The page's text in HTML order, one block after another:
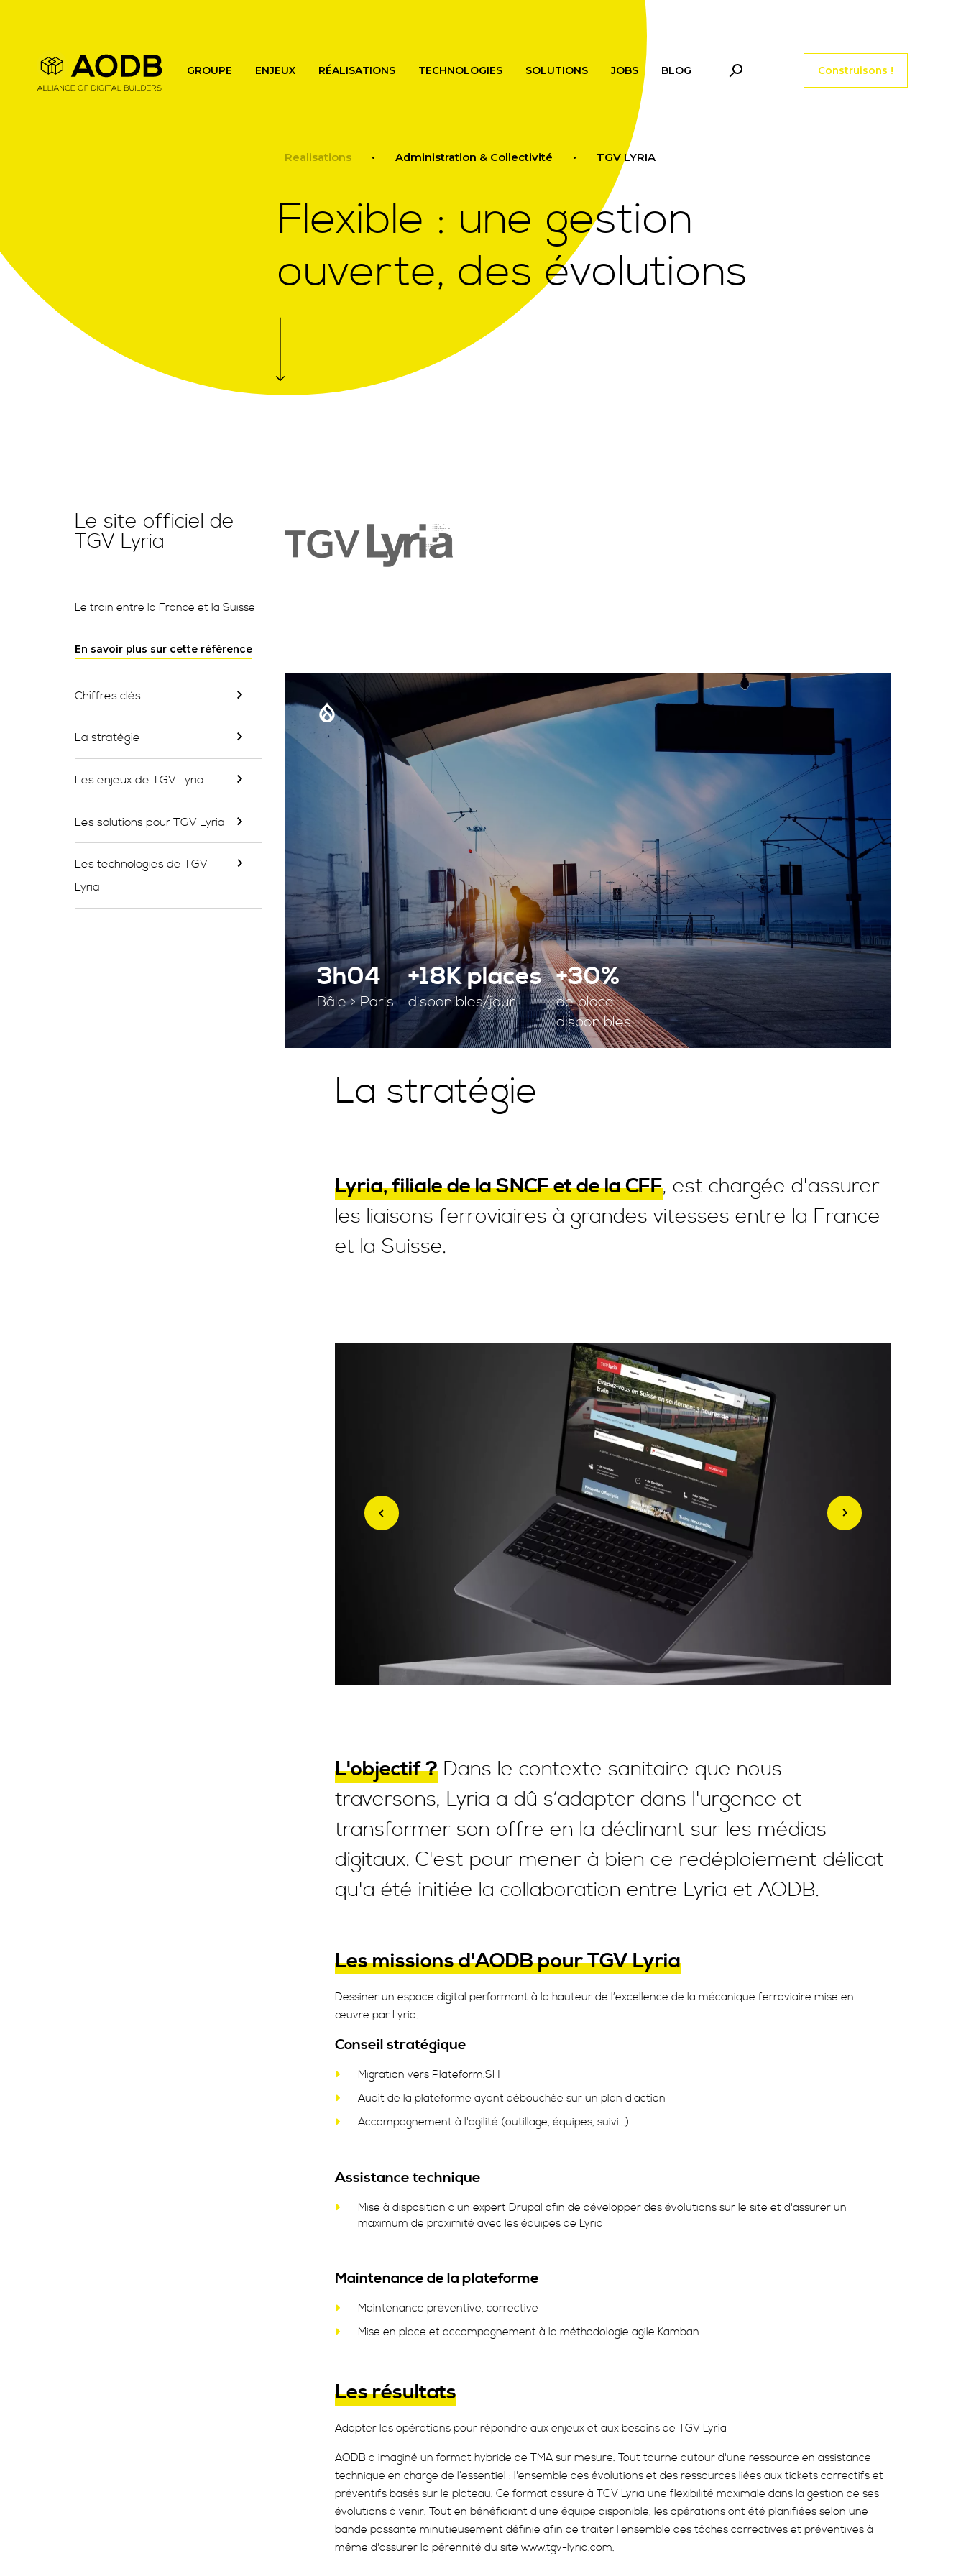
GROUPE ENJEUX RÉALISATIONS TECHNOLOGIES SOLUTIONS JOBS BLOG Construisons !
Realisations Administration & Collectivité TGV LYRIA
Flexible : une gestion
ouverte, des évolutions
Le site officiel de
TGV Lyria
Le train entre la France et la Suisse
En savoir plus sur cette référence
Chiffres clés
La stratégie
Les enjeux de TGV Lyria
Les solutions pour TGV Lyria
Les technologies de TGV
Lyria
3h04
Bâle > Paris
+18K places
disponibles/jour
+30%
de place
disponibles
La stratégie
Lyria, filiale de la SNCF et de la CFF, est chargée d'assurer
les liaisons ferroviaires à grandes vitesses entre la France
et la Suisse.
L'objectif ? Dans le contexte sanitaire que nous
traversons, Lyria a dû s’adapter dans l'urgence et
transformer son offre en la déclinant sur les médias
digitaux. C'est pour mener à bien ce redéploiement délicat
qu'a été initiée la collaboration entre Lyria et AODB.
Les missions d'AODB pour TGV Lyria
Dessiner un espace digital performant à la hauteur de l’excellence de la mécanique ferroviaire mise en
œuvre par Lyria.
Conseil stratégique
Migration vers Plateform.SH
Audit de la plateforme ayant débouchée sur un plan d'action
Accompagnement à l'agilité (outillage, équipes, suivi...)
Assistance technique
Mise à disposition d'un expert Drupal afin de développer des évolutions sur le site et d'assurer un
maximum de proximité avec les équipes de Lyria
Maintenance de la plateforme
Maintenance préventive, corrective
Mise en place et accompagnement à la méthodologie agile Kamban
Les résultats
Adapter les opérations pour répondre aux enjeux et aux besoins de TGV Lyria
AODB a imaginé un format hybride de TMA sur mesure. Tout tourne autour d'une ressource en assistance
technique en charge de l’essentiel : l'ensemble des évolutions et des ressources liées aux tickets correctifs et
préventifs basés sur le plateau. Ce format assure à TGV Lyria une flexibilité maximale dans la gestion de ses
évolutions à venir. Tout en bénéficiant d'une équipe disponible, les opérations ont été planifiées selon une
bande passante minutieusement définie afin de traiter l'ensemble des tâches correctives et préventives à
même d'assurer la pérennité du site www.tgv-lyria.com.